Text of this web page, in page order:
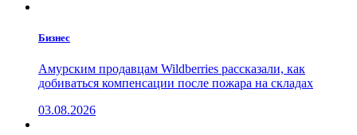
Бизнес
Амурским продавцам Wildberries рассказали, как
добиваться компенсации после пожара на складах
03.08.2026